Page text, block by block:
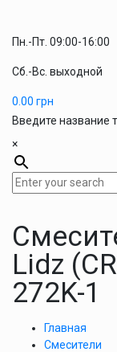
Пн.-Пт. 09:00-16:00
Сб.-Вс. выходной
0.00 грн
Введите название
×
Lidz
272K-1
Главная
Смесители